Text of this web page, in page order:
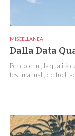
MISCELLANEA
Dalla Data
Per decenni, la qualità
test manuali, controlli